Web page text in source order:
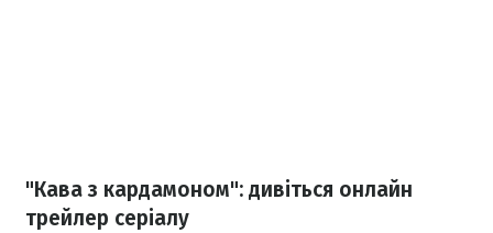
"Кава з кардамоном": дивіться онлайн
трейлер серіалу